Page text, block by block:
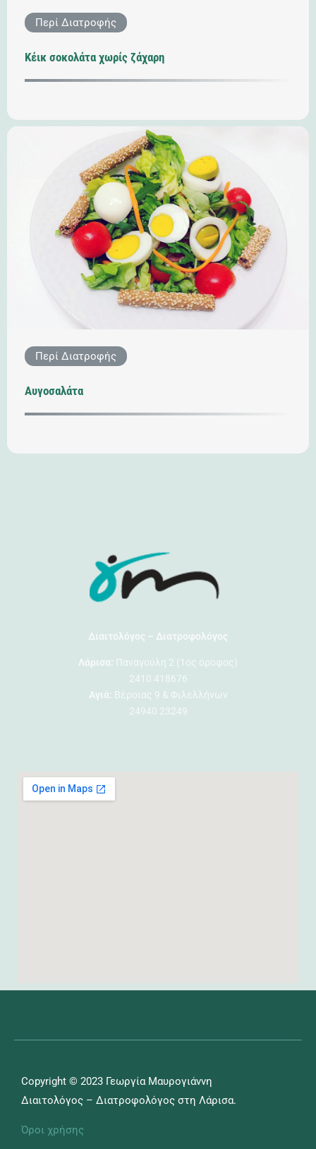
Περί Διατροφής
Κέικ σοκολάτα χωρίς ζάχαρη
Περί Διατροφής
Αυγοσαλάτα
Διαιτολόγος – Διατροφολόγος
Λάρισα: Παναγούλη 2 (1ος όροφος)
2410 418676
Αγιά: Βέροιας 9 & Φιλελλήνων
24940 23249
Copyright © 2023 Γεωργία Μαυρογιάννη
Διαιτολόγος – Διατροφολόγος στη Λάρισα.
Όροι χρήσης